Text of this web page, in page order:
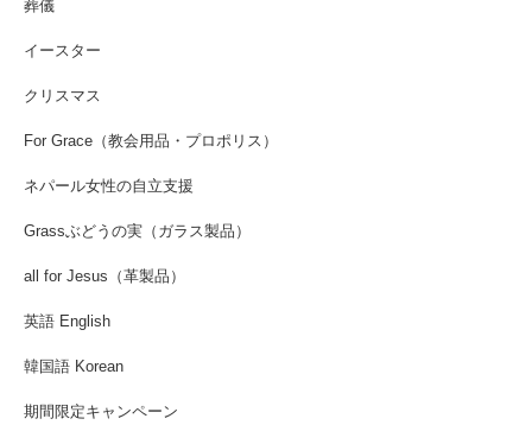
葬儀
イースター
クリスマス
For Grace（教会用品・プロポリス）
ネパール女性の自立支援
Grassぶどうの実（ガラス製品）
all for Jesus（革製品）
英語 English
韓国語 Korean
期間限定キャンペーン